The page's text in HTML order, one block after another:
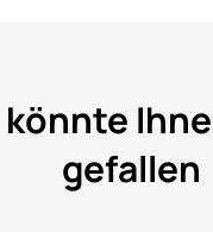
könnte
gefallen